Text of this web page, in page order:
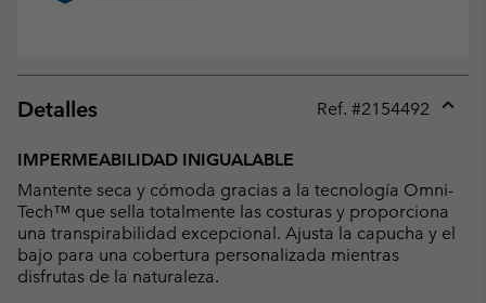
Detalles Ref. #2154492
IMPERMEABILIDAD INIGUALABLE
Mantente seca y cómoda gracias a la tecnología Omni-
Tech™ que sella totalmente las costuras y proporciona
una transpirabilidad excepcional. Ajusta la capucha y el
bajo para una cobertura personalizada mientras
disfrutas de la naturaleza.